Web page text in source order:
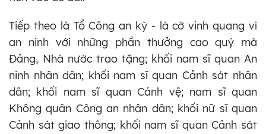
Tiếp theo là Tổ Công an kỳ - lá cờ vinh quang vì
an ninh với những phần thưởng cao quý mà
Đảng, Nhà nước trao tặng; khối nam sĩ quan An
ninh nhân dân; khối nam sĩ quan Cảnh sát nhân
dân; khối nam sĩ quan Cảnh vệ; nam sĩ quan
Không quân Công an nhân dân; khối nữ sĩ quan
Cảnh sát giao thông; khối nam sĩ quan Cảnh sát